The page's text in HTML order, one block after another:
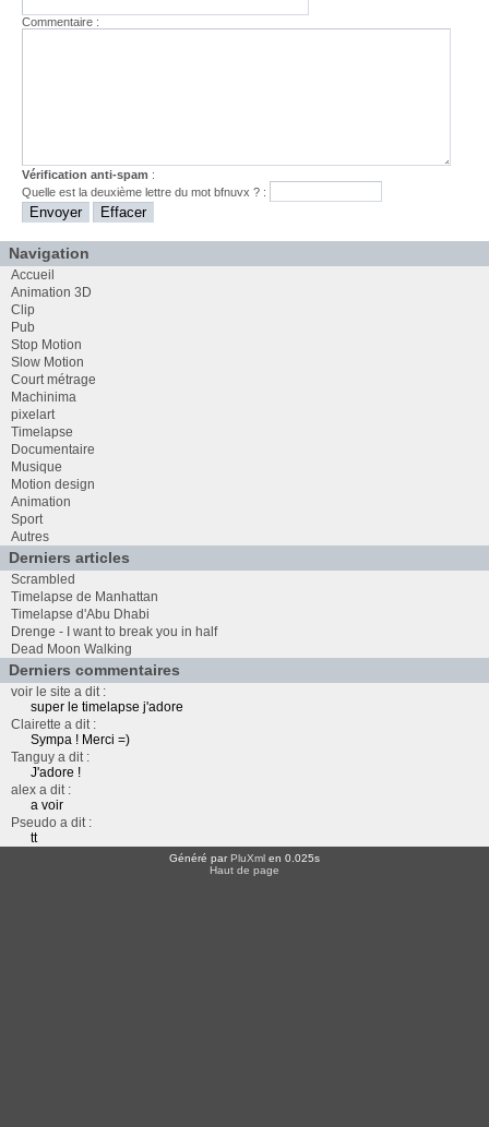
Commentaire :
Vérification anti-spam :
Quelle est ladeuxième lettre du motbfnuvx ? :
Navigation
Accueil
Animation 3D
Clip
Pub
Stop Motion
Slow Motion
Court métrage
Machinima
pixelart
Timelapse
Documentaire
Musique
Motion design
Animation
Sport
Autres
Derniers articles
Scrambled
Timelapse de Manhattan
Timelapse d'Abu Dhabi
Drenge - I want to break you in half
Dead Moon Walking
Derniers commentaires
voir le site a dit :
super le timelapse j'adore
Clairette a dit :
Sympa ! Merci =)
Tanguy a dit :
J'adore !
alex a dit :
a voir
Pseudo a dit :
tt
Généré parPluXml en 0.025s
Haut de page